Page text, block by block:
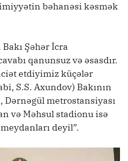
bəhanəsi kəsmək
Bakı Şəhər İcra
qanunsuz və əsasdır.
etdiyimiz küçələr
S.S. Axundov) Bakının
metrostansiyası
və Məhsul stadionu isə
deyil”.